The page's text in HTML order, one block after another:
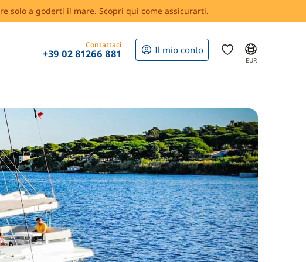
solo a goderti il mare. Scopri qui come assicurarti.
Contattaci
+39 02 81266 881 Il mio conto
EUR